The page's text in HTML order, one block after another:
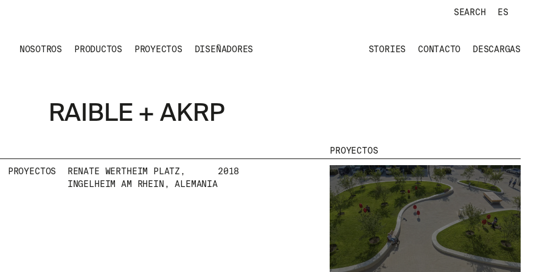
SEARCH ES
NOSOTROS PRODUCTOS PROYECTOS DISEÑADORES STORIES CONTACTO DESCARGAS
RAIBLE + AKRP
PROYECTOS
RENATE WERTHEIM PLATZ,
INGELHEIM AM RHEIN, ALEMANIA
2018
PROYECTOS